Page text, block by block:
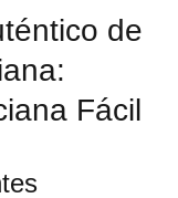
de
Fácil